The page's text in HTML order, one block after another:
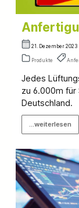
21. Dezember 2023
Produkte
Jedes
zu 6.000m für
Deutschland.
...weiterlesen